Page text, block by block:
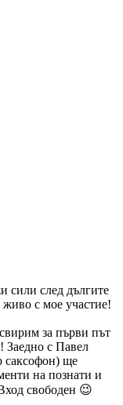
сили след дългите
живо с мое участие!
за първи път
Заедно с Павел
саксофон) ще
на познати и
свободен 😉